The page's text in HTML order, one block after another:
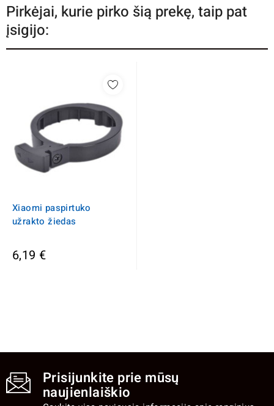
Pirkėjai, kurie pirko šią prekę, taip pat
įsigijo:
Xiaomi paspirtuko
užrakto žiedas
6,19 €
Prisijunkite prie mūsų
naujienlaiškio